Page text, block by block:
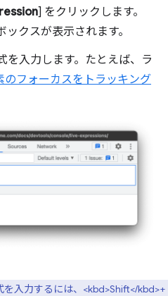
] をクリックします。
ックスが表示されます。
を入力します。たとえば、ラ
のフォーカスをトラッキング
を入力するには、<kbd>Shift</kbd>+